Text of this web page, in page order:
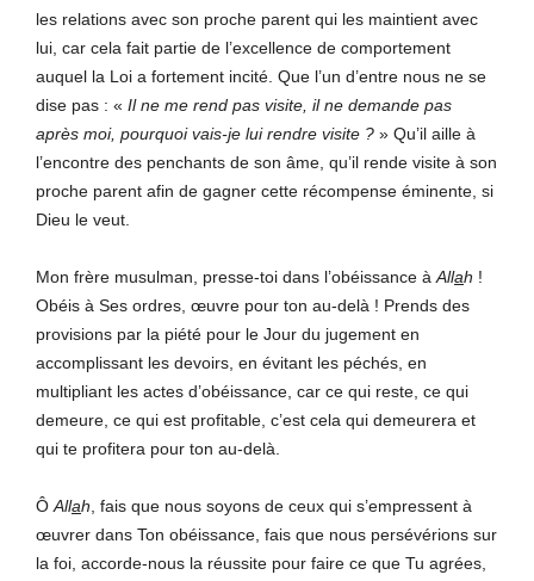
les relations avec son proche parent qui les maintient avec
lui, car cela fait partie de l’excellence de comportement
auquel la Loi a fortement incité. Que l’un d’entre nous ne se
dise pas : « Il ne me rend pas visite, il ne demande pas
après moi, pourquoi vais-je lui rendre visite ? » Qu’il aille à
l’encontre des penchants de son âme, qu’il rende visite à son
proche parent afin de gagner cette récompense éminente, si
Dieu le veut.
Mon frère musulman, presse-toi dans l’obéissance àAllah !
Obéis à Ses ordres, œuvre pour ton au-delà ! Prends des
provisions par la piété pour le Jour du jugement en
accomplissant les devoirs, en évitant les péchés, en
multipliant les actes d’obéissance, car ce qui reste, ce qui
demeure, ce qui est profitable, c’est cela qui demeurera et
qui te profitera pour ton au-delà.
ÔAllah, fais que nous soyons de ceux qui s’empressent à
œuvrer dans Ton obéissance, fais que nous persévérions sur
la foi, accorde-nous la réussite pour faire ce que Tu agrées,